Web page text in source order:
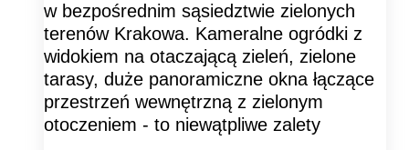
w bezpośrednim sąsiedztwie zielonych
terenów Krakowa. Kameralne ogródki z
widokiem na otaczającą zieleń, zielone
tarasy, duże panoramiczne okna łączące
przestrzeń wewnętrzną z zielonym
otoczeniem - to niewątpliwe zalety